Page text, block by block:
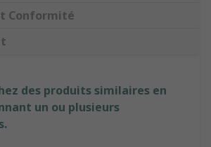
Conformité
des produits similaires en
un ou plusieurs